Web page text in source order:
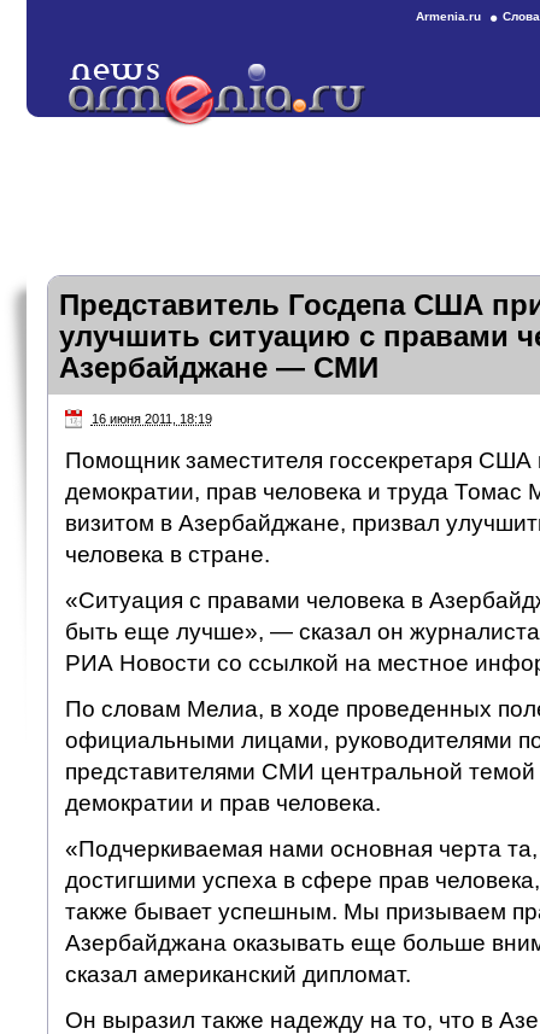
Armenia.ru
Представитель Госдепа США
улучшить ситуацию с правами
Азербайджане — СМИ
16 июня 2011, 18:19
Помощник заместителя госсекретаря США
демократии, прав человека и труда
визитом в Азербайджане, призвал
человека в стране.
«Ситуация с правами человека в
быть еще лучше», — сказал он
РИА Новости со ссылкой на местное
По словам Мелиа, в ходе проведенных
официальными лицами, руководителями
представителями СМИ центральной
демократии и прав человека.
«Подчеркиваемая нами основная черта
достигшими успеха в сфере прав
также бывает успешным. Мы призываем
Азербайджана оказывать еще больше
сказал американский дипломат.
Он выразил также надежду на то, что в